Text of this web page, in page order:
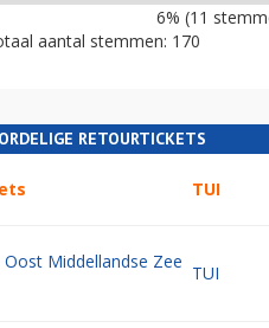
6% (11
aantal stemmen: 170
RETOURTICKETS
TUI
Oost Middellandse Zee
TUI